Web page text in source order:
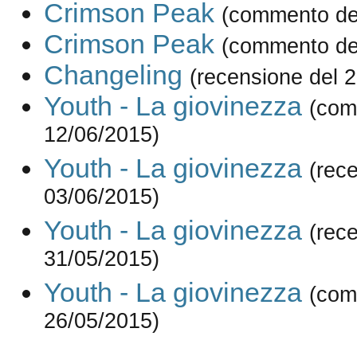
Crimson Peak (commento
Crimson Peak (commento
Changeling (recensione del
Youth - La giovinezza
12/06/2015)
Youth - La giovinezza
03/06/2015)
Youth - La giovinezza
31/05/2015)
Youth - La giovinezza
26/05/2015)